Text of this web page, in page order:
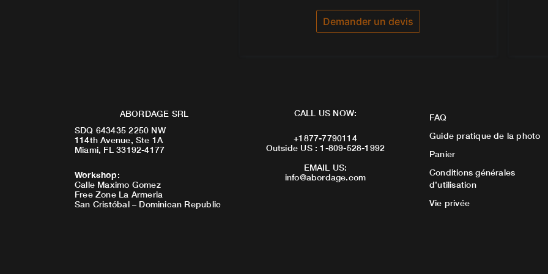
sur
Demander un devis
ABORDAGE SRL
SDQ 643435 2250 NW
114th Avenue, Ste 1A
Miami, FL 33192-4177
Workshop:
Calle Maximo Gomez
Free Zone La Armeria
San Cristóbal – Dominican Republic
CALL US NOW:
+1877-7790114
Outside US : 1-809-528-1992
EMAIL US:
info@abordage.com
FAQ
Guide pratique de la photo
Panier
Conditions générales
d’utilisation
Vie privée